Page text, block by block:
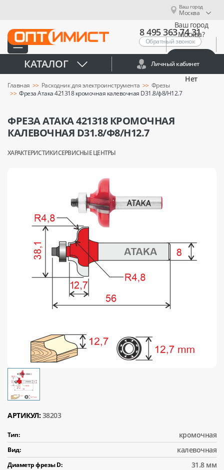
Ваш город
Москва
Ваш город
Москва?
Нет
8 495 363 74 31
Обратный звонок
КАТАЛОГ Личный кабинет
Главная Расходник для электроинструмента
Фрезы
Фреза Атака 421318 кромочная калевочная D31.8/ф8/H12.7
ФРЕЗА АТАКА 421318 КРОМОЧНАЯ
КАЛЕВОЧНАЯ D31.8/Ф8/H12.7
ХАРАКТЕРИСТИКИСЕРВИСНЫЕ ЦЕНТРЫ
АРТИКУЛ: 38203
Тип: кромочная
Вид: калевочная
Диаметр фрезы D: 31.8 мм